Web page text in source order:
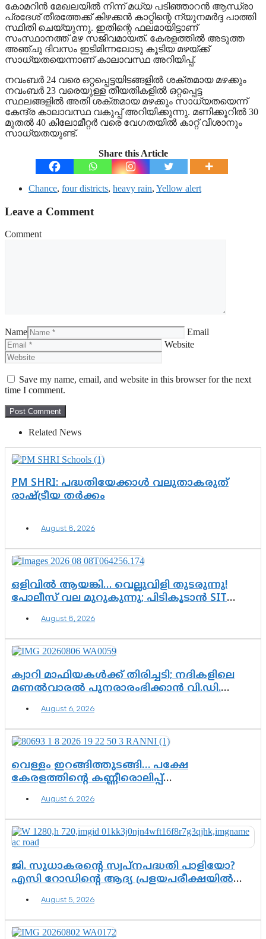
കോമറിന്‍ മേഖലയില്‍ നിന്ന് മധ്യ പടിഞ്ഞാറന്‍ ആന്ധ്രാ
പ്രദേശ് തീരത്തേക്ക് കിഴക്കന്‍ കാറ്റിന്റെ ന്യുനമര്‍ദ്ദ പാത്തി
സ്ഥിതി ചെയ്യുന്നു. ഇതിന്റെ ഫലമായിട്ടാണ്
സംസ്ഥാനത്ത് മഴ സജീവമായത്. കേരളത്തില്‍ അടുത്ത
അഞ്ചു ദിവസം ഇടിമിന്നലോടു കൂടിയ മഴയ്ക്ക്
സാധ്യതയെന്നാണ് കാലാവസ്ഥ അറിയിപ്പ്.
നവംബര്‍ 24 വരെ ഒറ്റപ്പെട്ടയിടങ്ങളില്‍ ശക്തമായ മഴക്കും
നവംബര്‍ 23 വരെയുള്ള തീയതികളില്‍ ഒറ്റപ്പെട്ട
സ്ഥലങ്ങളില്‍ അതി ശക്തമായ മഴക്കും സാധ്യതയെന്ന്
കേന്ദ്ര കാലാവസ്ഥ വകുപ്പ് അറിയിക്കുന്നു. മണിക്കൂറില്‍ 30
മുതല്‍ 40 കിലോമീറ്റര്‍ വരെ വേഗതയില്‍ കാറ്റ് വീശാനും
സാധ്യതയുണ്ട്.
Share this Article
Chance, four districts, heavy rain, Yellow alert
Leave a Comment
Comment
Name
Email
Website
Save my name, email, and website in this browser for the next
time I comment.
Related News
PM SHRI: പദ്ധതിയേക്കാൾ വലുതാകരുത്
രാഷ്ട്രീയ തർക്കം
August 8, 2026
ഒളിവിൽ ആയങ്കി… വെല്ലുവിളി തുടരുന്നു!
പോലീസ് വല മുറുകുന്നു; പിടികൂടാൻ SIT
എന്നത് മാത്രം അല്ല—ആയങ്കി
കസ്റ്റഡിയിലായാൽ പുറത്തുവരുക
എന്തൊക്കെ വിവരങ്ങൾ?”
August 8, 2026
ക്വാറി മാഫിയകൾക്ക് തിരിച്ചടി; നദികളിലെ
മണൽവാരൽ പുനരാരംഭിക്കാൻ വി.ഡി.
August 6, 2026
വെള്ളം ഇറങ്ങിത്തുടങ്ങി… പക്ഷേ
കേരളത്തിന്റെ കണ്ണീരൊലിപ്പ്
August 6, 2026
ജി. സുധാകരന്റെ സ്വപ്നപദ്ധതി പാളിയോ?
എസി റോഡിന്റെ ആദ്യ പ്രളയപരീക്ഷയിൽ
August 5, 2026